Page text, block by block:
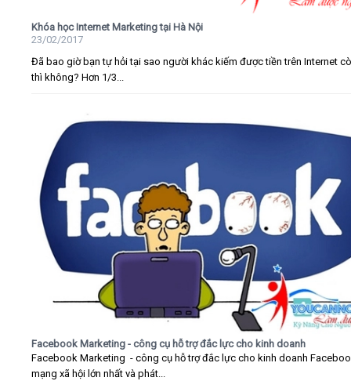
Khóa học Internet Marketing tại Hà Nội
23/02/2017
Đã bao giờ bạn tự hỏi tại sao người khác kiếm được tiền trên Internet
thì không? Hơn 1/3...
Facebook Marketing - công cụ hỗ trợ đắc lực cho kinh doanh
Facebook Marketing - công cụ hỗ trợ đắc lực cho kinh doanh
mạng xã hội lớn nhất và phát...